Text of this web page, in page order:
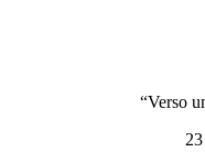
“Verso